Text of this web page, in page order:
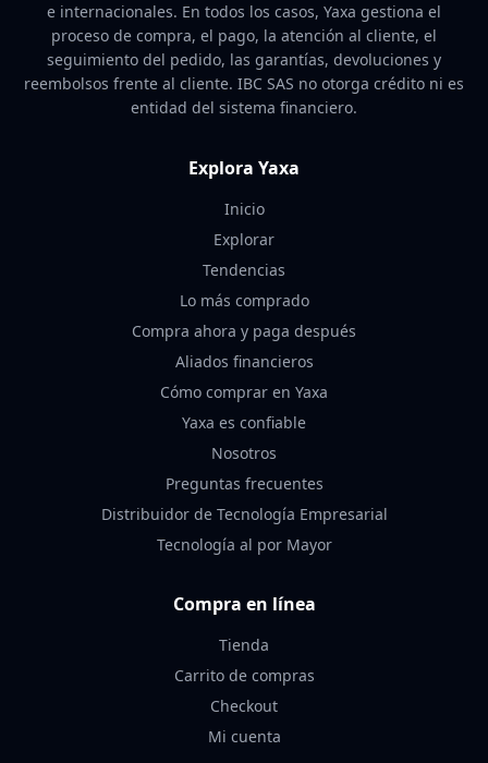
e internacionales. En todos los casos, Yaxa gestiona el
proceso de compra, el pago, la atención al cliente, el
seguimiento del pedido, las garantías, devoluciones y
reembolsos frente al cliente. IBC SAS no otorga crédito ni es
entidad del sistema financiero.
Explora Yaxa
Inicio
Explorar
Tendencias
Lo más comprado
Compra ahora y paga después
Aliados financieros
Cómo comprar en Yaxa
Yaxa es confiable
Nosotros
Preguntas frecuentes
Distribuidor de Tecnología Empresarial
Tecnología al por Mayor
Compra en línea
Tienda
Carrito de compras
Checkout
Mi cuenta